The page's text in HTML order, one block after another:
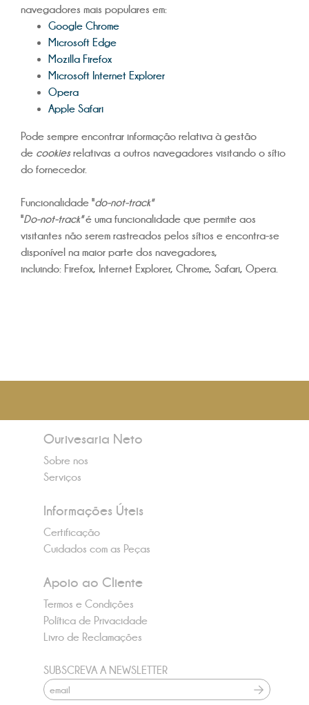
navegadores mais populares em:
Google Chrome
Microsoft Edge
Mozilla Firefox
Microsoft Internet Explorer
Opera
Apple Safari
Pode sempre encontrar informação relativa à gestão
de cookiesrelativas a outros navegadores visitando o sítio
do fornecedor.
Funcionalidade "do-not-track"
"Do-not-track"é uma funcionalidade que permite aos
visitantes não serem rastreados pelos sítios e encontra-se
disponível na maior parte dos navegadores,
incluindo: Firefox, Internet Explorer, Chrome, Safari, Opera.
Ourivesaria Neto
Sobre nos
Serviços
Informações Úteis
Certificação
Cuidados com as Peças
Apoio ao Cliente
Termos e Condições
Política de Privacidade
Livro de Reclamações
SUBSCREVA A NEWSLETTER